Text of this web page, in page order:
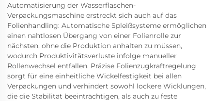
Automatisierung der Wasserflaschen-
Verpackungsmaschine erstreckt sich auch auf das
Folienhandling: Automatische Spleißsysteme ermöglichen
einen nahtlosen Übergang von einer Folienrolle zur
nächsten, ohne die Produktion anhalten zu müssen,
wodurch Produktivitätsverluste infolge manueller
Rollenwechsel entfallen. Präzise Folienzugkraftregelung
sorgt für eine einheitliche Wickelfestigkeit bei allen
Verpackungen und verhindert sowohl lockere Wicklungen,
die die Stabilität beeinträchtigen, als auch zu feste